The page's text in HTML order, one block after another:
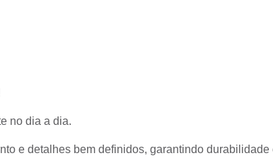
no dia a dia.
e detalhes bem definidos, garantindo durabilidade